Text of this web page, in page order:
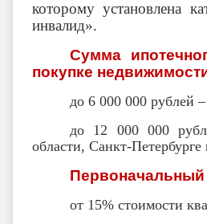
которому установлена
инвалид».
Сумма
покупке
до 6 000 000 рублей
до 12 000 000
области, Санкт-Петербурге
Первоначальный
от 15% стоимости